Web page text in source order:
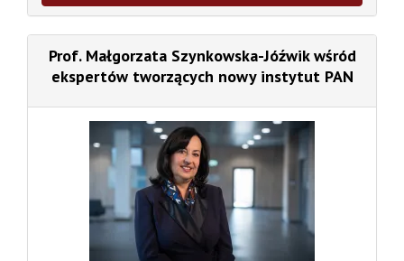
Prof. Małgorzata Szynkowska-Jóźwik wśród
ekspertów tworzących nowy instytut PAN